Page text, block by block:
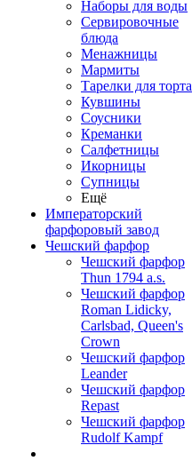
Наборы для воды
Сервировочные
блюда
Менажницы
Мармиты
Тарелки для торта
Кувшины
Соусники
Креманки
Салфетницы
Икорницы
Супницы
Ещё
Императорский
фарфоровый завод
Чешский фарфор
Чешский фарфор
Thun 1794 a.s.
Чешский фарфор
Roman Lidicky,
Carlsbad, Queen's
Crown
Чешский фарфор
Leander
Чешский фарфор
Repast
Чешский фарфор
Rudolf Kampf